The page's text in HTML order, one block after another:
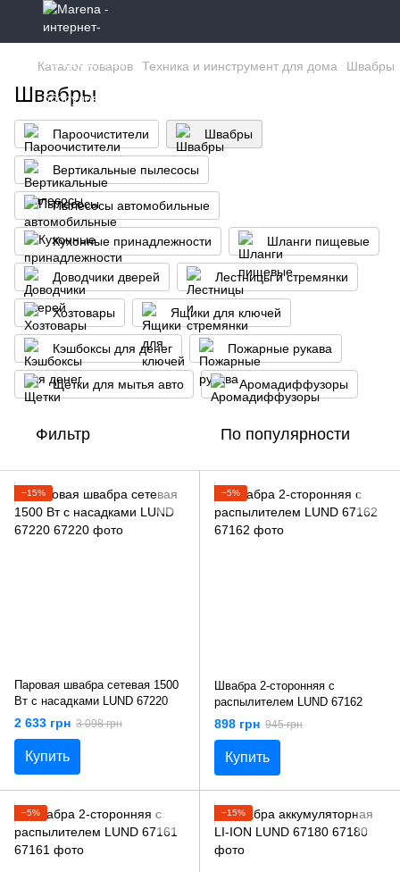
Каталог товаров Техника и иинструмент для дома Швабры
Швабры
Пароочистители Швабры
Вертикальные пылесосы
Пылесосы автомобильные
Кухонные принадлежности Шланги пищевые
Доводчики дверей Лестницы и стремянки
Хозтовары Ящики для ключей
Кэшбоксы для денег Пожарные рукава
Щетки для мытья авто Аромадиффузоры
Фильтр По популярности
−15%
Паровая швабра сетевая 1500
Вт с насадками LUND 67220
2 633 грн 3 098 грн
Купить
−5%
Швабра 2-сторонняя с
распылителем LUND 67162
898 грн 945 грн
Купить
−5% −15%